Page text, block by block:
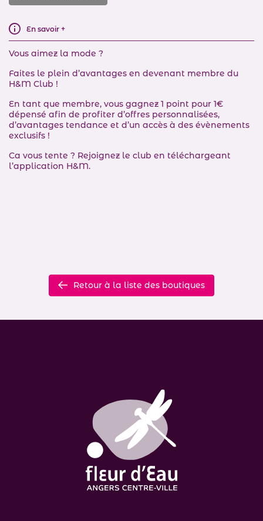
En savoir +
Vous aimez la mode ?
Faites le plein d’avantages en devenant membre du
H&M Club !
En tant que membre, vous gagnez 1 point pour 1€
dépensé afin de profiter d’offres personnalisées,
d’avantages tendance et d’un accès à des évènements
exclusifs !
Ca vous tente ? Rejoignez le club en téléchargeant
l’application H&M.
Retour à la liste des boutiques